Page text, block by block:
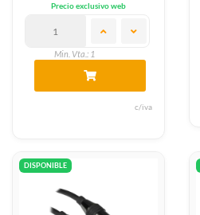
Precio exclusivo web
Min. Vta.: 1
c/iva
DISPONIBLE